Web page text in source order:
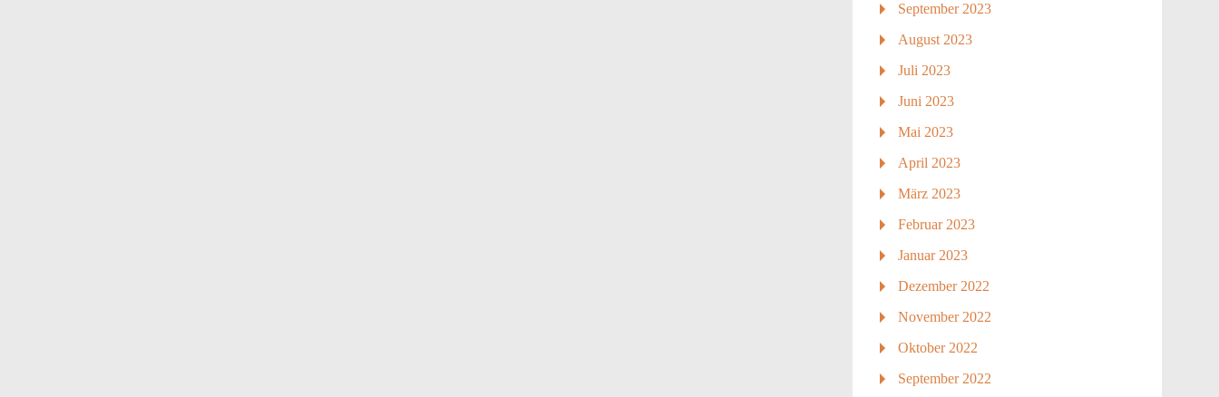
September 2023
August 2023
Juli 2023
Juni 2023
Mai 2023
April 2023
März 2023
Februar 2023
Januar 2023
Dezember 2022
November 2022
Oktober 2022
September 2022